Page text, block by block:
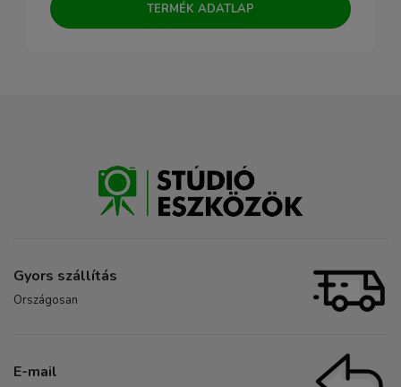
TERMÉK ADATLAP
Gyors szállítás
Országosan
E-mail